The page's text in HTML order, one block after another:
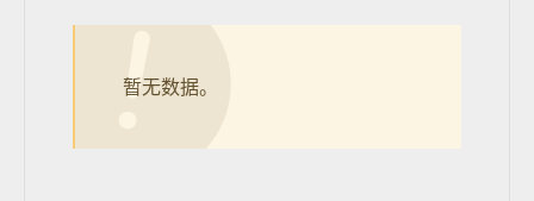
暂无数据。